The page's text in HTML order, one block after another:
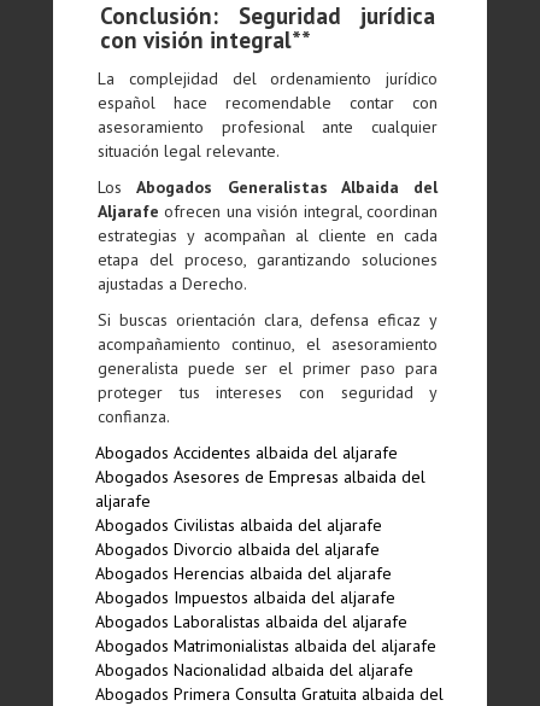
Conclusión: Seguridad jurídica
con visión integral**
La complejidad del ordenamiento jurídico
español hace recomendable contar con
asesoramiento profesional ante cualquier
situación legal relevante.
LosAbogados Generalistas Albaida del
Aljarafe ofrecen una visión integral, coordinan
estrategias y acompañan al cliente en cada
etapa del proceso, garantizando soluciones
ajustadas a Derecho.
Si buscas orientación clara, defensa eficaz y
acompañamiento continuo, el asesoramiento
generalista puede ser el primer paso para
proteger tus intereses con seguridad y
confianza.
Abogados Accidentes albaida del aljarafe
Abogados Asesores de Empresas albaida del
aljarafe
Abogados Civilistas albaida del aljarafe
Abogados Divorcio albaida del aljarafe
Abogados Herencias albaida del aljarafe
Abogados Impuestos albaida del aljarafe
Abogados Laboralistas albaida del aljarafe
Abogados Matrimonialistas albaida del aljarafe
Abogados Nacionalidad albaida del aljarafe
Abogados Primera Consulta Gratuita albaida del